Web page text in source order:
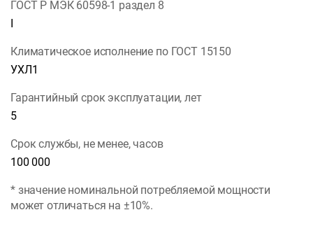
ГОСТ Р МЭК 60598-1 раздел 8
Климатическое исполнение по ГОСТ 15150
УХЛ1
Гарантийный срок эксплуатации, лет
5
Срок службы, не менее, часов
100 000
* значение номинальной потребляемой мощности
может отличаться на ±10%.